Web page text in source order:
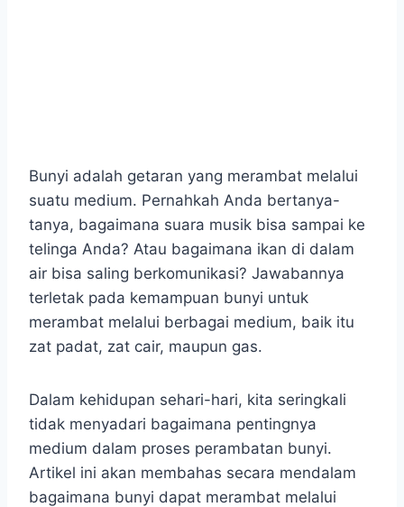
Bunyi adalah getaran yang merambat melalui
suatu medium. Pernahkah Anda bertanya-
tanya, bagaimana suara musik bisa sampai ke
telinga Anda? Atau bagaimana ikan di dalam
air bisa saling berkomunikasi? Jawabannya
terletak pada kemampuan bunyi untuk
merambat melalui berbagai medium, baik itu
zat padat, zat cair, maupun gas.
Dalam kehidupan sehari-hari, kita seringkali
tidak menyadari bagaimana pentingnya
medium dalam proses perambatan bunyi.
Artikel ini akan membahas secara mendalam
bagaimana bunyi dapat merambat melalui